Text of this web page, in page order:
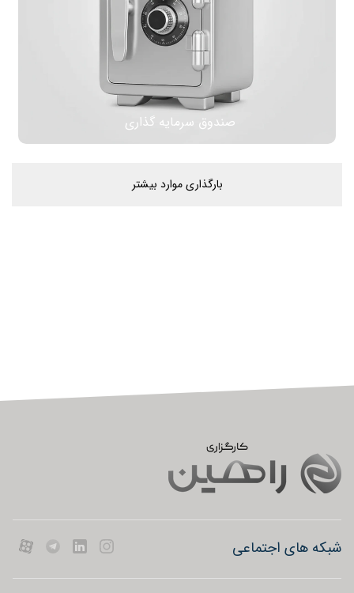
صندوق سرمایه گذاری
بارگذاری موارد بیشتر
شبکه های اجتماعی